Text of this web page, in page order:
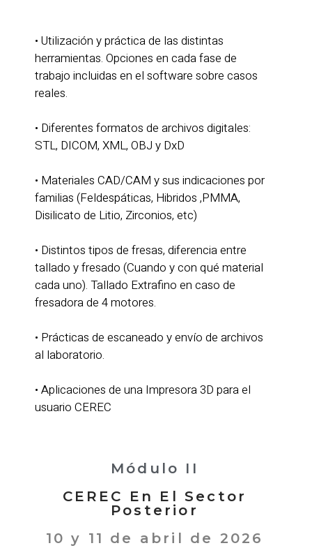
• Utilización y práctica de las distintas
herramientas. Opciones en cada fase de
trabajo incluidas en el software sobre casos
reales.
• Diferentes formatos de archivos digitales:
STL, DICOM, XML, OBJ y DxD
• Materiales CAD/CAM y sus indicaciones por
familias (Feldespáticas, Hibridos ,PMMA,
Disilicato de Litio, Zirconios, etc)
• Distintos tipos de fresas, diferencia entre
tallado y fresado (Cuando y con qué material
cada uno). Tallado Extrafino en caso de
fresadora de 4 motores.
• Prácticas de escaneado y envío de archivos
al laboratorio.
• Aplicaciones de una Impresora 3D para el
usuario CEREC
Módulo II
CEREC En El Sector
Posterior
10 y 11 de abril de 2026